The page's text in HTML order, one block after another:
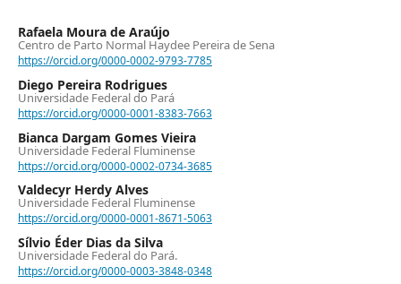
Rafaela Moura de Araújo
Centro de Parto Normal Haydee Pereira de Sena
https://orcid.org/0000-0002-9793-7785
Diego Pereira Rodrigues
Universidade Federal do Pará
https://orcid.org/0000-0001-8383-7663
Bianca Dargam Gomes Vieira
Universidade Federal Fluminense
https://orcid.org/0000-0002-0734-3685
Valdecyr Herdy Alves
Universidade Federal Fluminense
https://orcid.org/0000-0001-8671-5063
Sílvio Éder Dias da Silva
Universidade Federal do Pará.
https://orcid.org/0000-0003-3848-0348